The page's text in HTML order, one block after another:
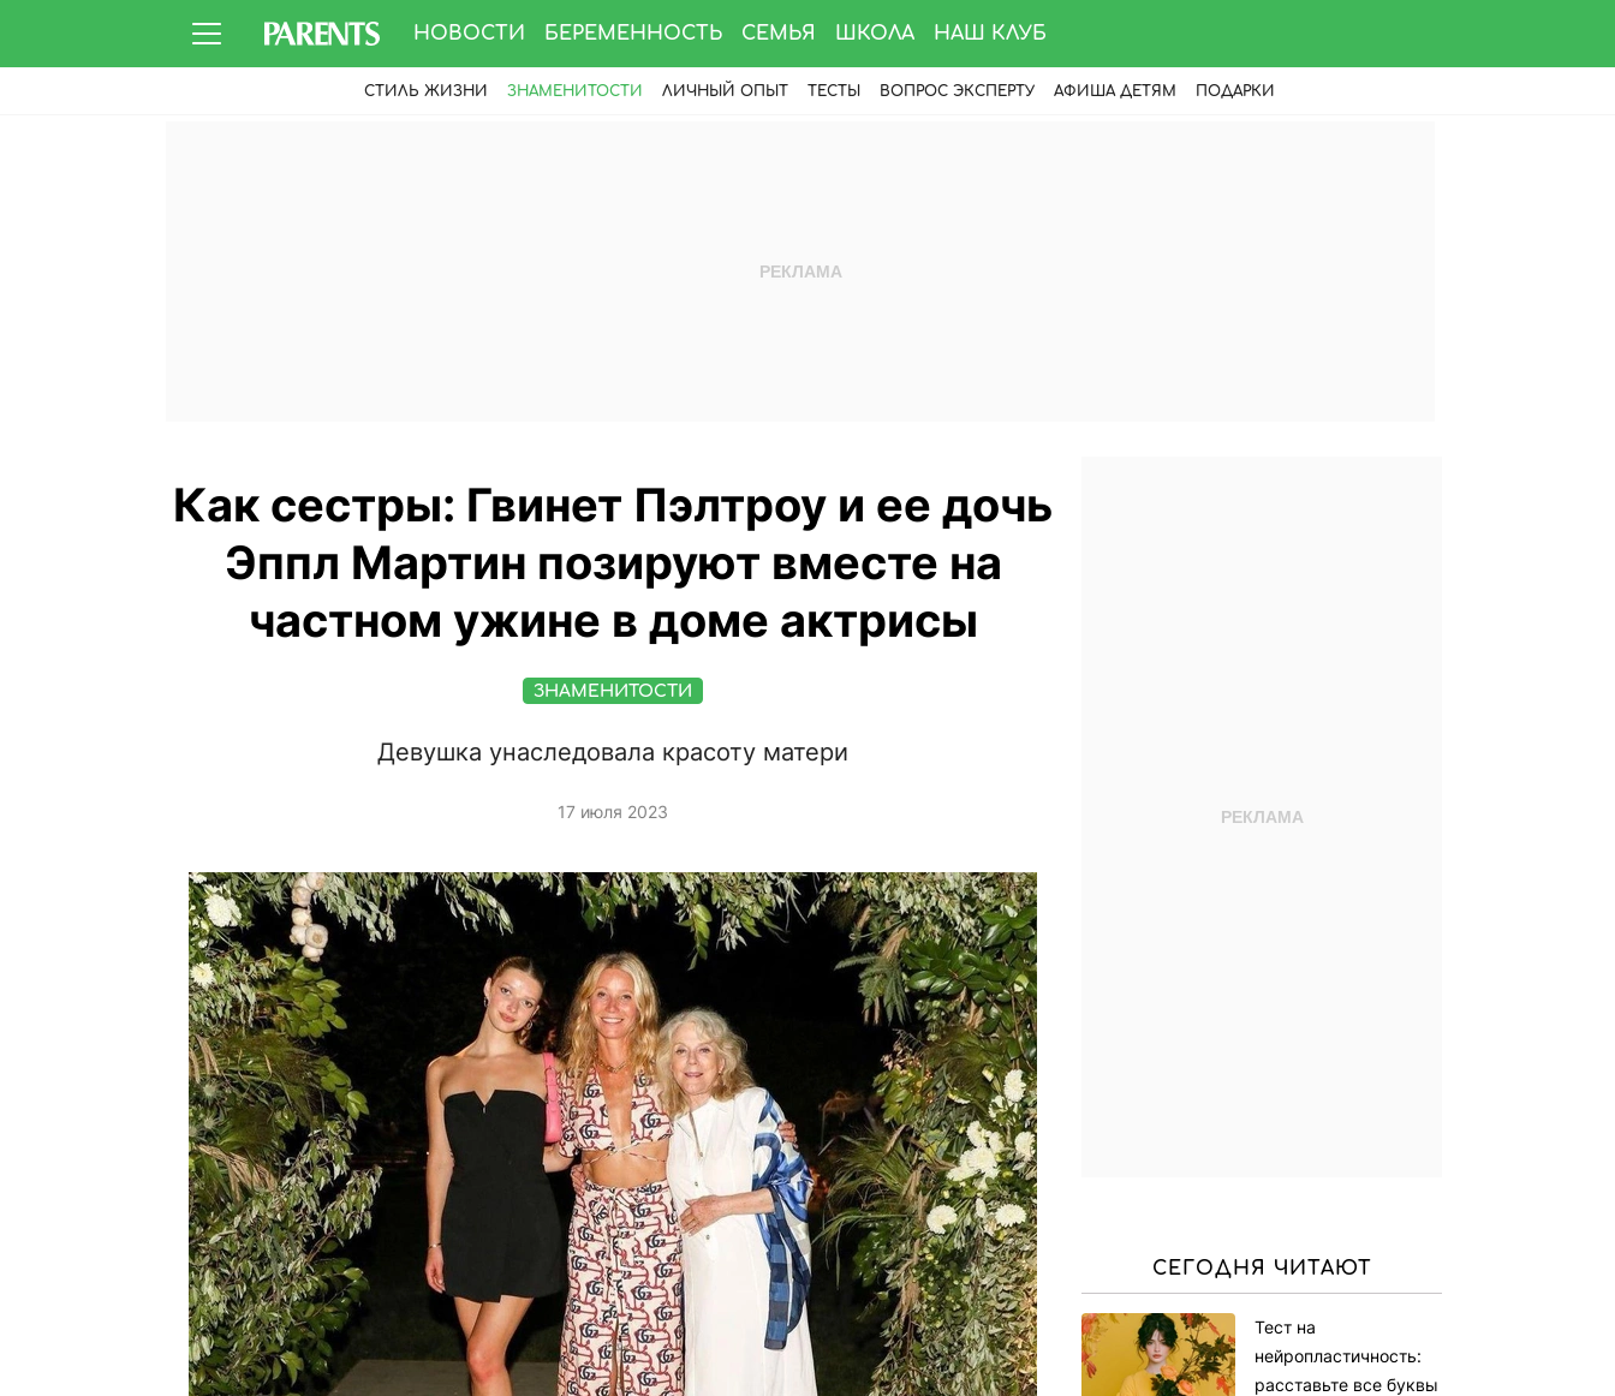
НОВОСТИ БЕРЕМЕННОСТЬ СЕМЬЯ ШКОЛА НАШ КЛУБ
СТИЛЬ ЖИЗНИ ЗНАМЕНИТОСТИ ЛИЧНЫЙ ОПЫТ ТЕСТЫ ВОПРОС ЭКСПЕРТУ АФИША ДЕТЯМ ПОДАРКИ
Как сестры: Гвинет Пэлтроу и ее дочь
Эппл Мартин позируют вместе на
частном ужине в доме актрисы
ЗНАМЕНИТОСТИ
Девушка унаследовала красоту матери
17 июля 2023
СЕГОДНЯ ЧИТАЮТ
Тест на
нейропластичность:
расставьте все буквы